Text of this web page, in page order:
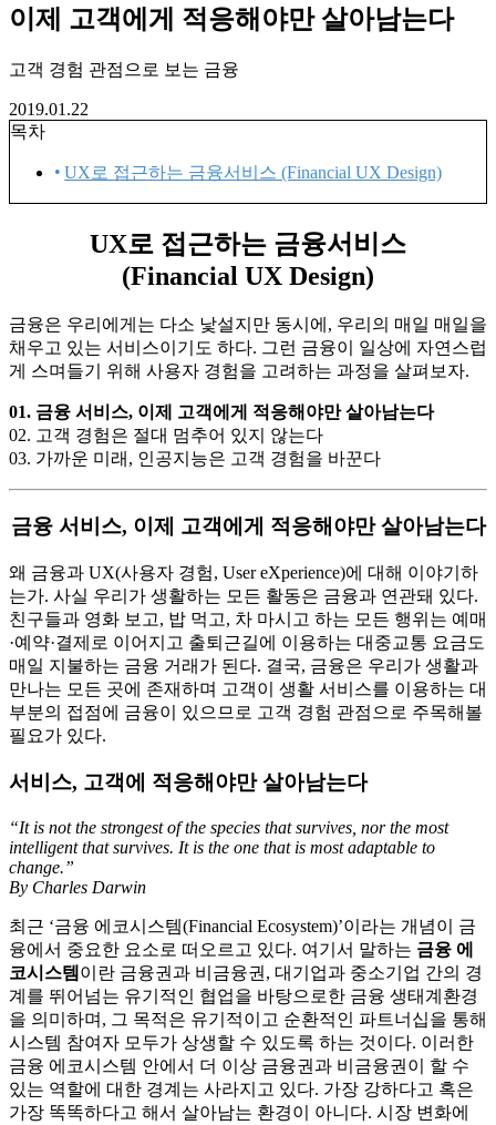
이제 고객에게 적응해야만 살아남는다
고객 경험 관점으로 보는 금융
2019.01.22
목차
UX로 접근하는 금융서비스 (Financial UX Design)
UX로 접근하는 금융서비스
(Financial UX Design)
금융은 우리에게는 다소 낯설지만 동시에, 우리의 매일 매일을
채우고 있는 서비스이기도 하다. 그런 금융이 일상에 자연스럽
게 스며들기 위해 사용자 경험을 고려하는 과정을 살펴보자.
01. 금융 서비스, 이제 고객에게 적응해야만 살아남는다
02. 고객 경험은 절대 멈추어 있지 않는다
03. 가까운 미래, 인공지능은 고객 경험을 바꾼다
금융 서비스, 이제 고객에게 적응해야만 살아남는다
왜 금융과 UX(사용자 경험, User eXperience)에 대해 이야기하
는가. 사실 우리가 생활하는 모든 활동은 금융과 연관돼 있다.
친구들과 영화 보고, 밥 먹고, 차 마시고 하는 모든 행위는 예매
·예약·결제로 이어지고 출퇴근길에 이용하는 대중교통 요금도
매일 지불하는 금융 거래가 된다. 결국, 금융은 우리가 생활과
만나는 모든 곳에 존재하며 고객이 생활 서비스를 이용하는 대
부분의 접점에 금융이 있으므로 고객 경험 관점으로 주목해볼
필요가 있다.
서비스, 고객에 적응해야만 살아남는다
“It is not the strongest of the species that survives, nor the most
intelligent that survives. It is the one that is most adaptable to
change.”
By Charles Darwin
최근 ‘금융 에코시스템(Financial Ecosystem)’이라는 개념이 금
융에서 중요한 요소로 떠오르고 있다. 여기서 말하는 금융 에
코시스템 이란 금융권과 비금융권, 대기업과 중소기업 간의 경
계를 뛰어넘는 유기적인 협업을 바탕으로한 금융 생태계환경
을 의미하며, 그 목적은 유기적이고 순환적인 파트너십을 통해
시스템 참여자 모두가 상생할 수 있도록 하는 것이다. 이러한
금융 에코시스템 안에서 더 이상 금융권과 비금융권이 할 수
있는 역할에 대한 경계는 사라지고 있다. 가장 강하다고 혹은
가장 똑똑하다고 해서 살아남는 환경이 아니다. 시장 변화에